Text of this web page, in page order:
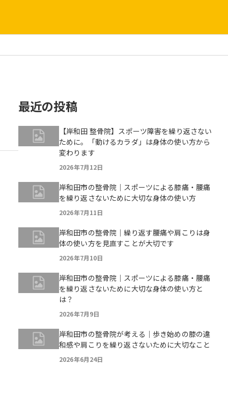
最近の投稿
【岸和田 整骨院】スポーツ障害を繰り返さない
ために。「動けるカラダ」は身体の使い方から
変わります
2026年7月12日
岸和田市の整骨院｜スポーツによる膝痛・腰痛
を繰り返さないために大切な身体の使い方
2026年7月11日
岸和田市の整骨院｜繰り返す腰痛や肩こりは身
体の使い方を見直すことが大切です
2026年7月10日
岸和田市の整骨院｜スポーツによる膝痛・腰痛
を繰り返さないために大切な身体の使い方と
は？
2026年7月9日
岸和田市の整骨院が考える｜歩き始めの膝の違
和感や肩こりを繰り返さないために大切なこと
2026年6月24日